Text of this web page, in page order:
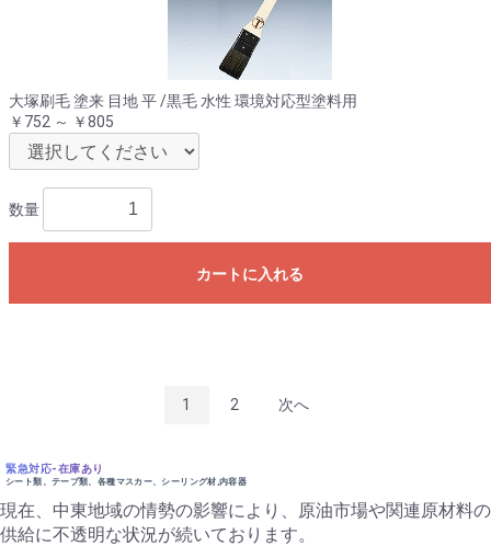
大塚刷毛 塗来 目地 平 /黒毛 水性 環境対応型塗料用
￥752 ～ ￥805
数量
カートに入れる
1 2 次へ
緊急対応-在庫あり
シート類、テープ類、各種マスカー、シーリング材,内容器
現在、中東地域の情勢の影響により、原油市場や関連原材料の
供給に不透明な状況が続いております。